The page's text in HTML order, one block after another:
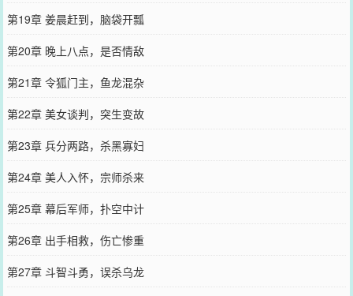
第19章 姜晨赶到，脑袋开瓢
第20章 晚上八点，是否情敌
第21章 令狐门主，鱼龙混杂
第22章 美女谈判，突生变故
第23章 兵分两路，杀黑寡妇
第24章 美人入怀，宗师杀来
第25章 幕后军师，扑空中计
第26章 出手相救，伤亡惨重
第27章 斗智斗勇，误杀乌龙